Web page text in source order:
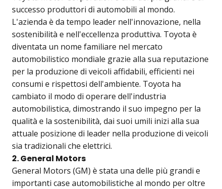
successo produttori di automobili al mondo.
L'azienda è da tempo leader nell'innovazione, nella
sostenibilità e nell'eccellenza produttiva. Toyota è
diventata un nome familiare nel mercato
automobilistico mondiale grazie alla sua reputazione
per la produzione di veicoli affidabili, efficienti nei
consumi e rispettosi dell'ambiente. Toyota ha
cambiato il modo di operare dell'industria
automobilistica, dimostrando il suo impegno per la
qualità e la sostenibilità, dai suoi umili inizi alla sua
attuale posizione di leader nella produzione di veicoli
sia tradizionali che elettrici.
2. General Motors
General Motors (GM) è stata una delle più grandi e
importanti case automobilistiche al mondo per oltre